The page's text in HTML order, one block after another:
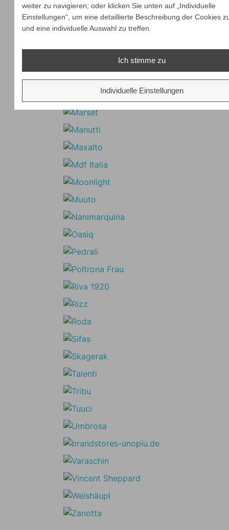
weiter zu navigieren; oder klicken Sie unten auf „Individuelle
Einstellungen“, um eine detaillierte Beschreibung der Cookies
und eine individuelle Auswahl zu treffen.
Ich stimme zu
Individuelle Einstellungen